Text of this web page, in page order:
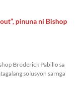
pinuna ni Bishop
Broderick Pabillo sa
solusyon sa mga